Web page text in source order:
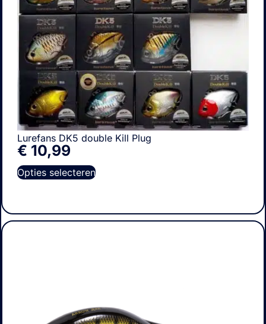
Lurefans DK5 double Kill Plug
€ 10,99
Opties selecteren